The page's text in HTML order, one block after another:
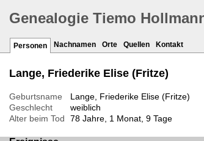
Genealogie Tiemo
Personen Nachnamen Orte Quellen Kontakt
Lange, Friederike Elise (Fritze)
Geburtsname
Lange, Friederike Elise (Fritze)
Geschlecht
weiblich
Alter beim Tod
78 Jahre, 1 Monat, 9 Tage